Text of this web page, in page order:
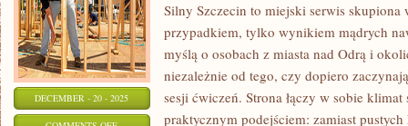
DECEMBER - 20 - 2025
Silny Szczecin to miejski serwis skupiona
przypadkiem, tylko wynikiem mądrych
myślą o osobach z miasta nad Odrą i
niezależnie od tego, czy dopiero
sesji ćwiczeń. Strona łączy w sobie klimat
praktycznym podejściem: zamiast pustych